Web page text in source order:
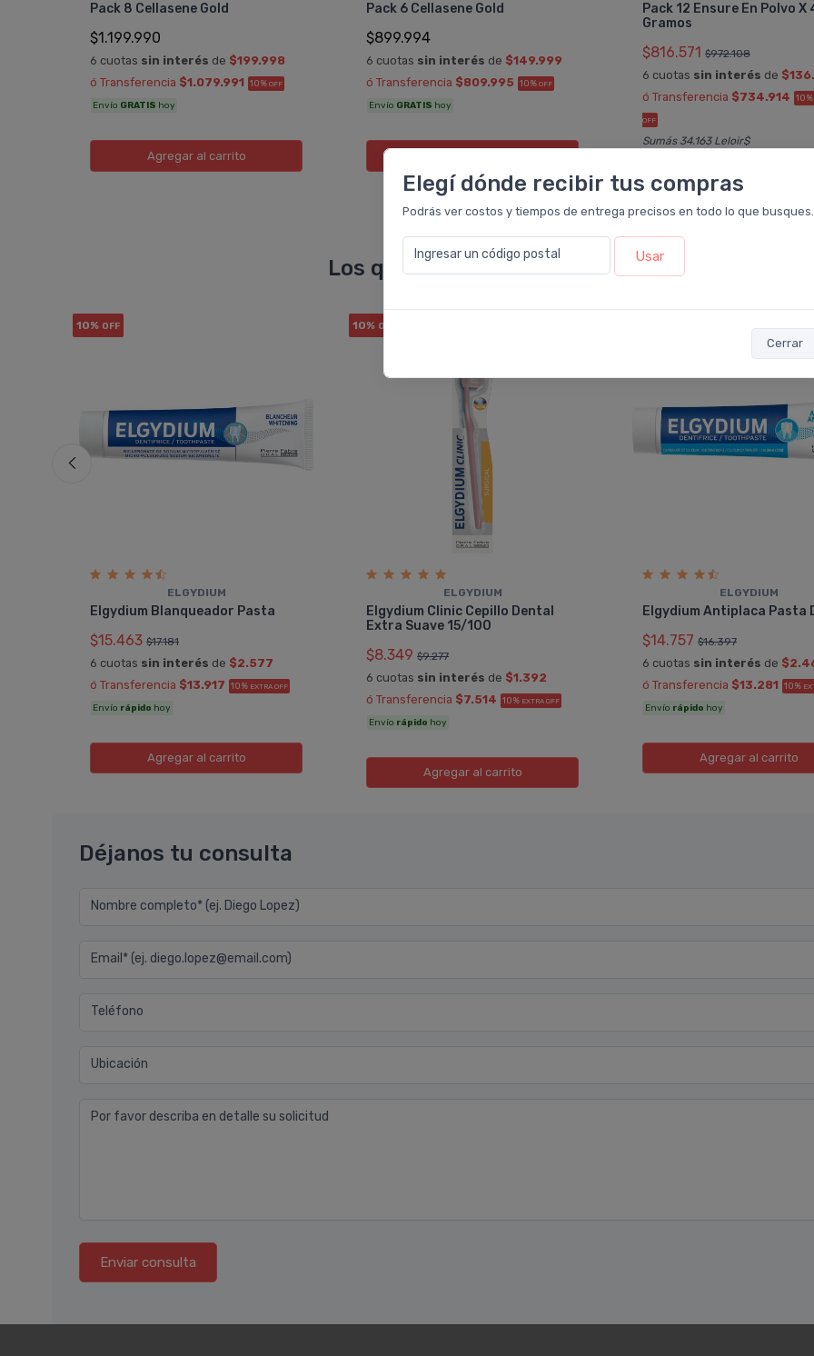
Elegí dónde recibir tus compras
Podrás ver costos y tiempos de entrega precisos en todo lo que busques.
Ingresar un código postal Usar
Cerrar
Pack 8 Cellasene Gold
$1.199.990
6 cuotas sin interés de $199.998
ó Transferencia $1.079.991 10% OFF
Envío GRATIS hoy
Agregaral carrito
Pack 6 Cellasene Gold
$899.994
6 cuotas sin interés de $149.999
ó Transferencia $809.995 10% OFF
Envío GRATIS hoy
Pack 12 Ensure En Polvo X
Gramos
$816.571 $972.108
6 cuotas sin interés de
ó Transferencia $734.914 10%
OFF
Sumás 34.163 Leloir$
Ver opciones
Los que compraron este producto también
10% OFF
ELGYDIUM
Elgydium Blanqueador Pasta
$15.463 $17.181
6 cuotas sin interés de $2.577
ó Transferencia $13.917 10% EXTRA OFF
Envío rápido hoy
Agregaral carrito
10% OFF
ELGYDIUM
Elgydium Clinic Cepillo Dental
Extra Suave 15/100
$8.349 $9.277
6 cuotas sin interés de $1.392
ó Transferencia $7.514 10% EXTRA OFF
Envío rápido hoy
Agregaral carrito
ELGYDIUM
Elgydium Antiplaca Pasta
$14.757 $16.397
6 cuotas sin interés de
ó Transferencia $13.281 10%
Envío rápido hoy
Agregaral carrito
Déjanos tu consulta
Nombre completo* (ej. Diego Lopez)
Email* (ej. diego.lopez@email.com)
Teléfono
Ubicación
Por favor describa en detalle su solicitud
Enviar consulta